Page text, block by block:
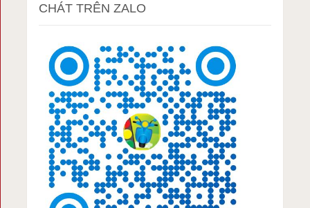
CHÁT TRÊN ZALO